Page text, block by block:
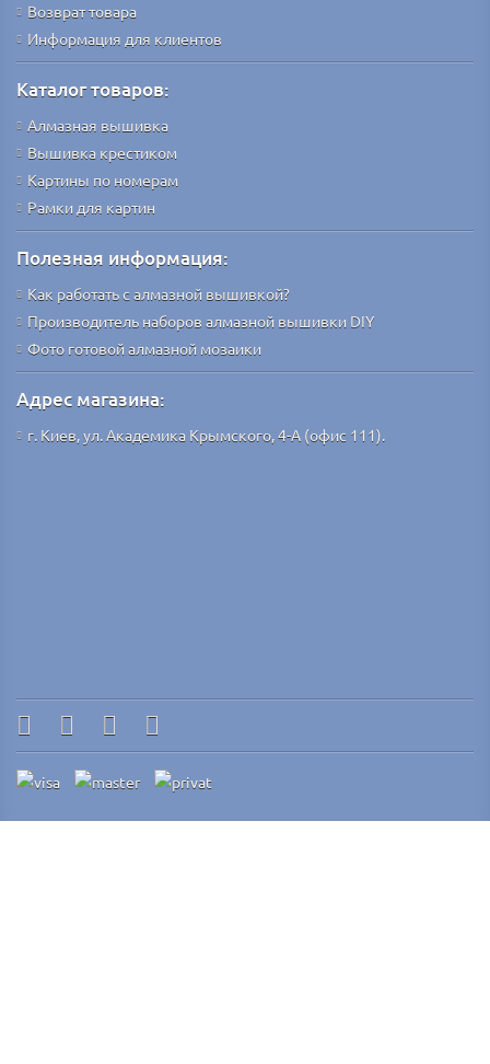
Возврат товара
Информация для клиентов
Каталог товаров:
Алмазная вышивка
Вышивка крестиком
Картины по номерам
Рамки для картин
Полезная информация:
Как работать с алмазной вышивкой?
Производитель наборов алмазной вышивки DIY
Фото готовой алмазной мозаики
Адрес магазина:
г. Киев, ул. Академика Крымского, 4-А (офис 111).